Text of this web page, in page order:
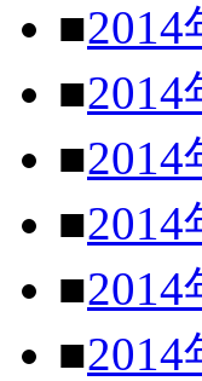
■2014
■2014
■2014
■2014
■2014
■2014